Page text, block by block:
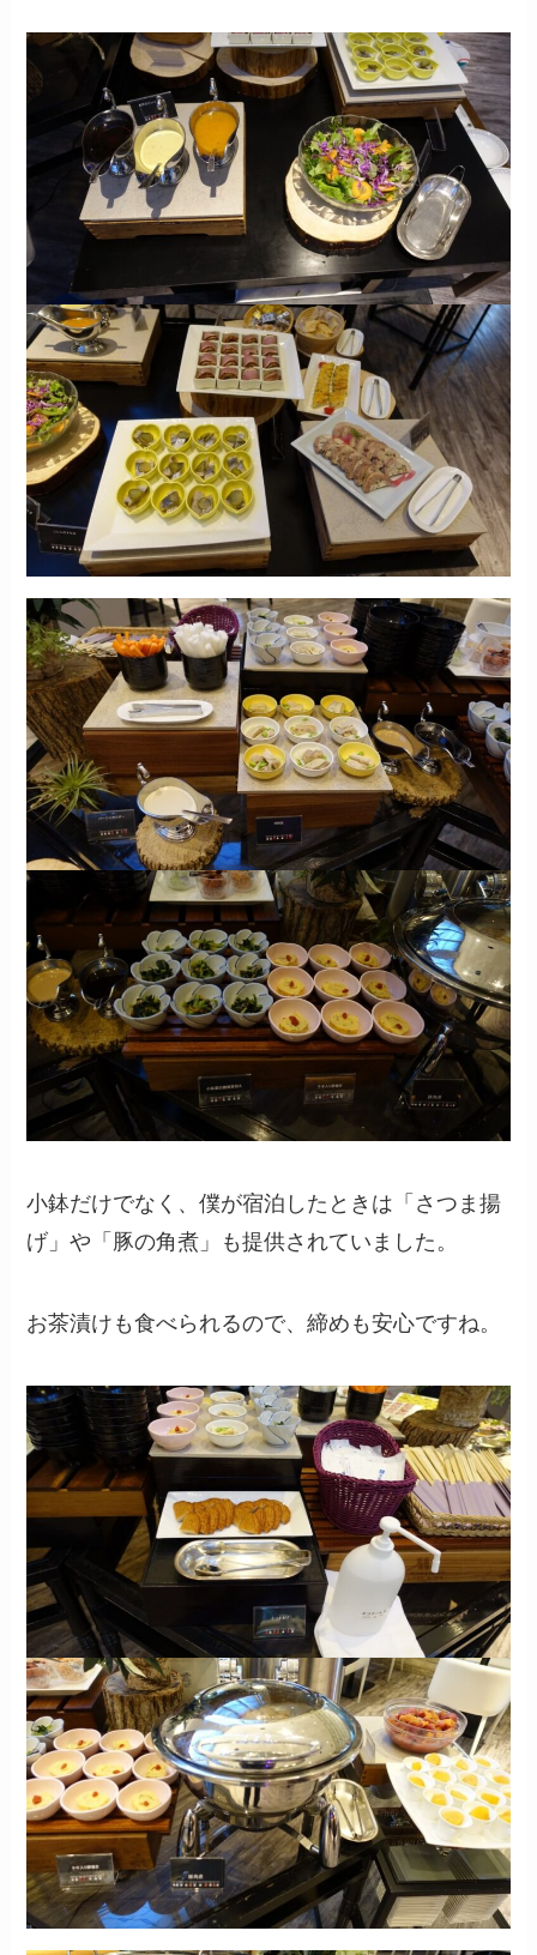
小鉢だけでなく、僕が宿泊したときは「さつま揚
げ」や「豚の角煮」も提供されていました。
お茶漬けも食べられるので、締めも安心ですね。